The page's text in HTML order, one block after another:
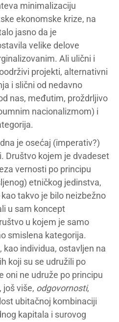
minimalizaciju
ekonomske krize, na
jasno da je
velike delove
Ali ulični i
projekti, alternativni
i slični od nedavno
nas, međutim, proždrljivo
nacionalizmom) i
je osećaj (imperativ?)
Društvo kojem je dvadeset
vernosti po principu
etničkog jedinstva,
kao takvo je bilo neizbežno
u sam koncept
u kojem je samo
smislena kategorija.
kao individua, ostavljen na
koji su se udružili po
oni ne udruže po principu
još više, odgovornosti,
ubitačnoj kombinaciji
kapitala i surovog